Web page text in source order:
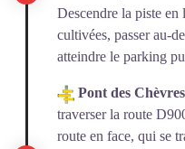
Descendre la piste en
cultivées, passer au-
atteindre le parking
Pont des Chèvres
traverser la route
route en face, qui se